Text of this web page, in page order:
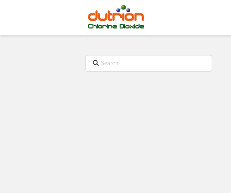
Search